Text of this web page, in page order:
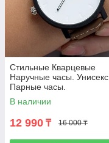
Стильные Кварцевые
Наручные часы. Унисекс.
Парные часы.
В наличии
12 990 ₸ 16 000 ₸